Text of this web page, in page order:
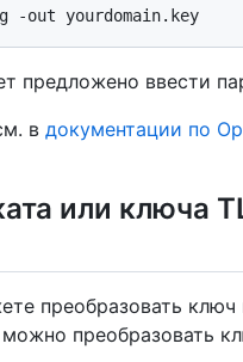
предложено ввести
в документации по
или ключа
преобразовать
преобразовать